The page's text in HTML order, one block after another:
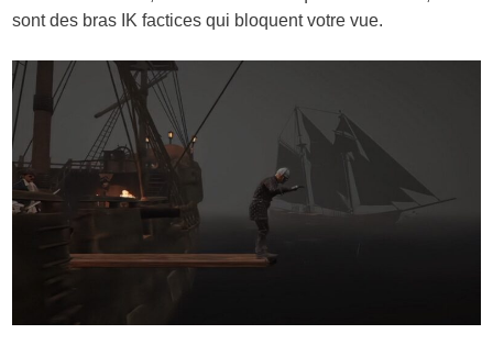
sont des bras IK factices qui bloquent votre vue.